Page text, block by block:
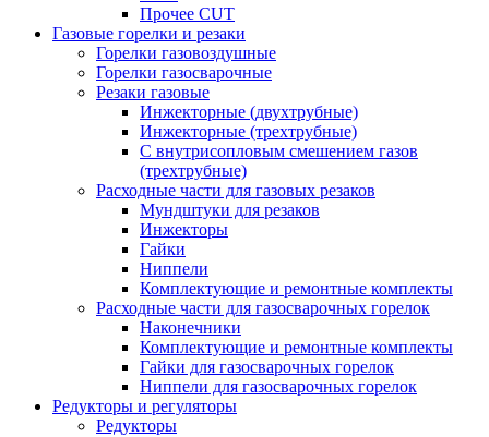
Прочее CUT
Газовые горелки и резаки
Горелки газовоздушные
Горелки газосварочные
Резаки газовые
Инжекторные (двухтрубные)
Инжекторные (трехтрубные)
С внутрисопловым смешением газов
(трехтрубные)
Расходные части для газовых резаков
Мундштуки для резаков
Инжекторы
Гайки
Ниппели
Комплектующие и ремонтные комплекты
Расходные части для газосварочных горелок
Наконечники
Комплектующие и ремонтные комплекты
Гайки для газосварочных горелок
Ниппели для газосварочных горелок
Редукторы и регуляторы
Редукторы